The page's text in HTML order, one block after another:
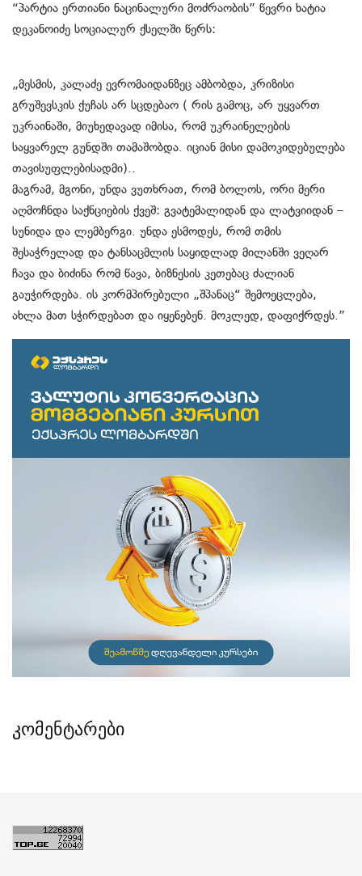
“პარტია ერთიანი ნაცინალური მოძრაობის” წევრი ხატია
დეკანოიძე სოციალურ ქსელში წერს:
„მესმის, კალაძე ევრომაიდანზეც ამბობდა, კრიზისი
გრუშევსკის ქუჩას არ სცდებაო ( რის გამოც, არ უყვართ
უკრაინაში, მიუხედავად იმისა, რომ უკრაინელების
საყვარელ გუნდში თამაშობდა. იციან მისი დამოკიდებულება
თავისუფლებისადმი)..
მაგრამ, მგონი, უნდა ვუთხრათ, რომ ბოლოს, ორი მერი
აღმოჩნდა საქნციების ქვეშ: გვატემალიდან და ლატვიიდან –
სუნიდა და ლემბერგი. უნდა ესმოდეს, რომ თმის
შესაჭრელად და ტანსაცმლის საყიდლად მილანში ვეღარ
ჩავა და ბიძინა რომ წავა, ბიზნესის კეთებაც ძალიან
გაუჭირდება. ის კორმპირებული „შპანაც“ შემოეცლება,
ახლა მათ სჭირდებათ და იყენებენ. მოკლედ, დაფიქრდეს.”
კომენტარები